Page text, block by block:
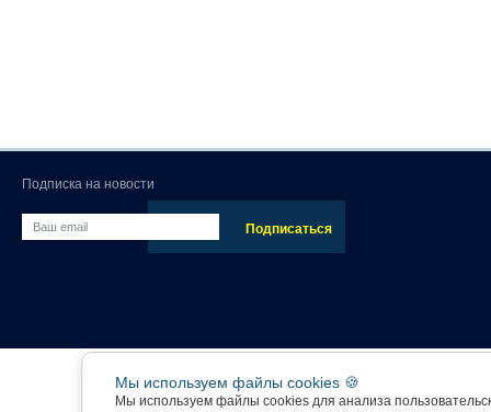
Подписка на новости
Мы используем файлы cookies 🍪
Мы используем файлы cookies для анализа